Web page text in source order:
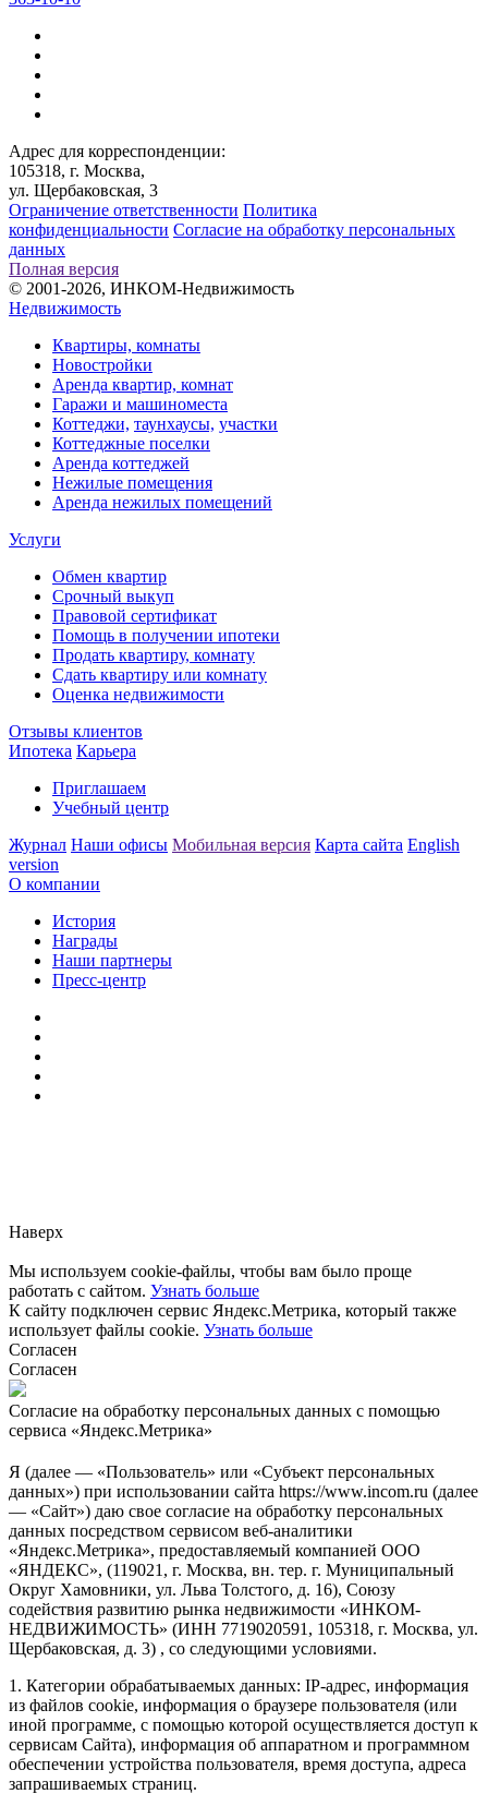
Адрес для корреспонденции:
105318, г. Москва,
ул. Щербаковская, 3
Ограничение ответственности Политика
конфиденциальности Согласие на обработку персональных
данных
Полная версия
© 2001-2026, ИНКОМ-Недвижимость
Недвижимость
Квартиры, комнаты
Новостройки
Аренда квартир, комнат
Гаражи и машиноместа
Коттеджи, таунхаусы, участки
Коттеджные поселки
Аренда коттеджей
Нежилые помещения
Аренда нежилых помещений
Услуги
Обмен квартир
Срочный выкуп
Правовой сертификат
Помощь в получении ипотеки
Продать квартиру, комнату
Сдать квартиру или комнату
Оценка недвижимости
Отзывы клиентов
Ипотека Карьера
Приглашаем
Учебный центр
Журнал Наши офисы Мобильная версия Карта сайта English
version
О компании
История
Награды
Наши партнеры
Пресс-центр
Наверх
Мы используем cookie-файлы, чтобы вам было проще
работать с сайтом. Узнать больше
К сайту подключен сервис Яндекс.Метрика, который также
использует файлы cookie. Узнать больше
Согласен
Согласен
Согласие на обработку персональных данных с помощью
сервиса «Яндекс.Метрика»
Я (далее — «Пользователь» или «Субъект персональных
данных») при использовании сайта https://www.incom.ru (далее
— «Сайт») даю свое согласие на обработку персональных
данных посредством сервисом веб-аналитики
«Яндекс.Метрика», предоставляемый компанией ООО
«ЯНДЕКС», (119021, г. Москва, вн. тер. г. Муниципальный
Округ Хамовники, ул. Льва Толстого, д. 16), Союзу
содействия развитию рынка недвижимости «ИНКОМ-
НЕДВИЖИМОСТЬ» (ИНН 7719020591, 105318, г. Москва, ул.
Щербаковская, д. 3) , со следующими условиями.
1. Категории обрабатываемых данных: IP-адрес, информация
из файлов cookie, информация о браузере пользователя (или
иной программе, с помощью которой осуществляется доступ к
сервисам Сайта), информация об аппаратном и программном
обеспечении устройства пользователя, время доступа, адреса
запрашиваемых страниц.